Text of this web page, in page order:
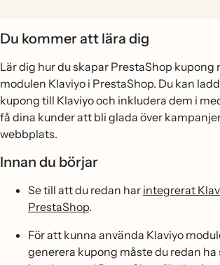
Du kommer att lära dig
Lär dig hur du skapar PrestaShop kupong
modulen Klaviyo i PrestaShop. Du kan
kupong till Klaviyo och inkludera dem i
få dina kunder att bli glada över
webbplats.
Innan du börjar
Se till att du redan har integrerat
PrestaShop.
För att kunna använda Klaviyo
generera kupong måste du redan ha